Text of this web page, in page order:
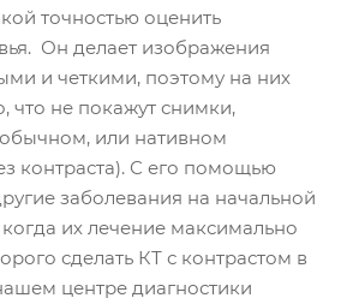
точностью оценить
Он делает изображения
и четкими, поэтому на них
что не покажут снимки,
или нативном
контраста). С его помощью
заболевания на начальной
их лечение максимально
сделать КТ с контрастом в
центре диагностики